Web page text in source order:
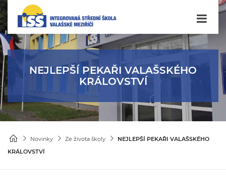
NEJLEPŠÍ PEKAŘI VALAŠSKÉHO
KRÁLOVSTVÍ
Novinky Ze života školy
NEJLEPŠÍ PEKAŘI VALAŠSKÉHO
KRÁLOVSTVÍ